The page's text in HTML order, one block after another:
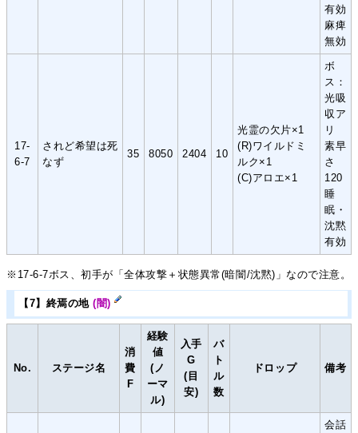
有効
麻痺
無効
17-
6-7
されど希望は死
なず
35 8050 2404 10
光霊の欠片×1
(R)ワイルドミ
ルク×1
(C)アロエ×1
ボ
ス：
光吸
収ア
リ
素早
さ
120
睡
眠・
沈黙
有効
※17-6-7ボス、初手が「全体攻撃＋状態異常(暗闇/沈黙)」なので注意。
【7】終焉の地(闇)
No. ステージ名
消
費
F
経験
値
(ノ
ーマ
ル)
入手
G
(目
安)
バ
ト
ル
数
ドロップ 備考
会話